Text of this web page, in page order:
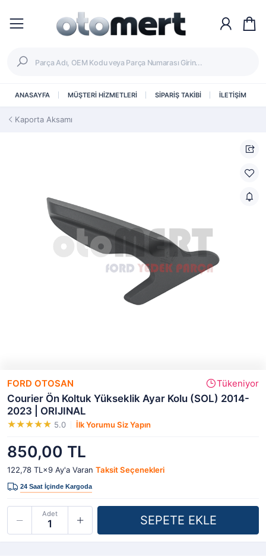
ANASAYFA MÜŞTERİ HİZMETLERİ SİPARİŞ TAKİBİ İLETİŞİM
Kaporta Aksamı
FORD OTOSAN Tükeniyor
Courier Ön Koltuk Yükseklik Ayar Kolu (SOL) 2014-
2023 | ORIJINAL
5.0 İlk Yorumu Siz Yapın
850,00 TL
122,78 TL×9 Ay'a Varan Taksit Seçenekleri
Adet